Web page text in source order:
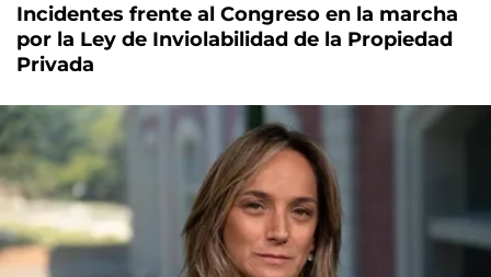
Incidentes frente al Congreso en la marcha
por la Ley de Inviolabilidad de la Propiedad
Privada